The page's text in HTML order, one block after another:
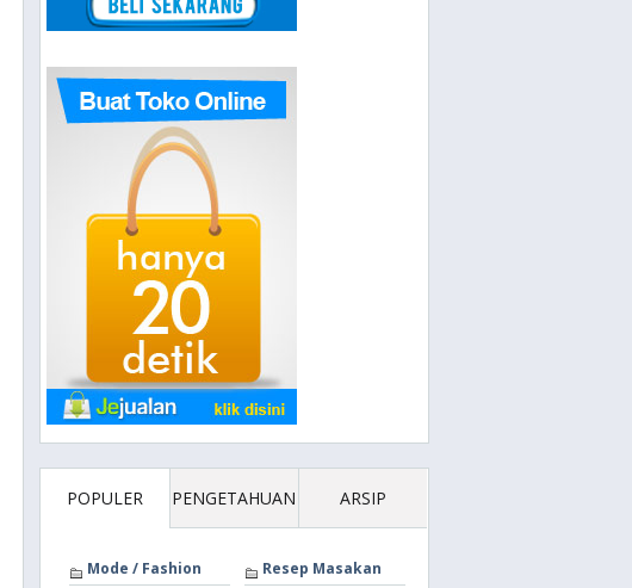
POPULER PENGETAHUAN ARSIP
Mode / Fashion
Resep Masakan